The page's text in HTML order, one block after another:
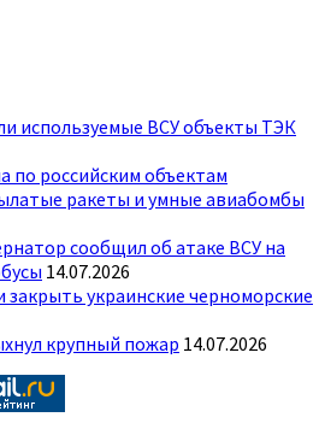
используемые ВСУ объекты ТЭК
по российским объектам
ракеты и умные авиабомбы
сообщил об атаке ВСУ на
14.07.2026
закрыть украинские черноморские
крупный пожар 14.07.2026